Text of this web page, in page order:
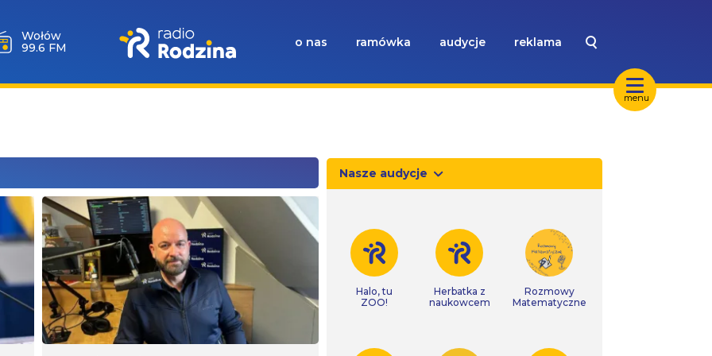
menu
Wołów
99.6 FM
o nas ramówka audycje reklama
Nasze audycje
Halo, tu
ZOO!
Herbatka z
naukowcem
Rozmowy
Matematyczne